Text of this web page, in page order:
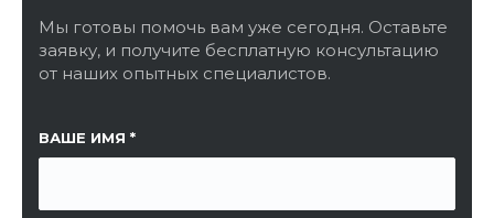
Мы готовы помочь вам уже сегодня. Оставьте
заявку, и получите бесплатную консультацию
от наших опытных специалистов.
ВАШЕ ИМЯ
ССЫЛКА НА СТРАНИЦУ